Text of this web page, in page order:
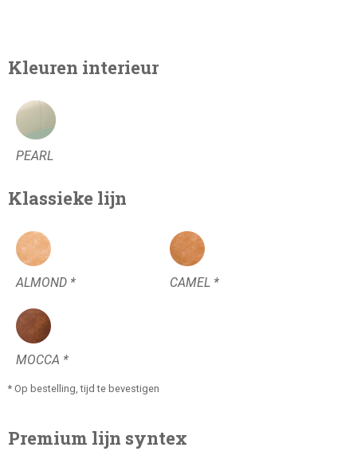
Kleuren interieur
PEARL
Klassieke lijn
ALMOND * CAMEL *
MOCCA *
* Op bestelling, tijd te bevestigen
Premium lijn syntex